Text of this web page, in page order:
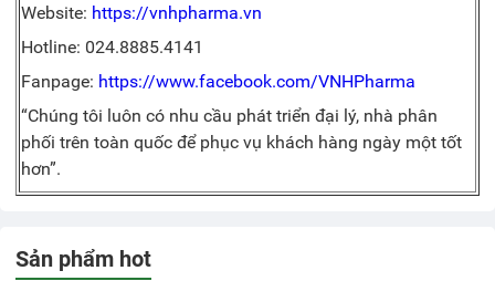
Website: https://vnhpharma.vn
Hotline: 024.8885.4141
Fanpage: https://www.facebook.com/VNHPharma
“Chúng tôi luôn có nhu cầu phát triển đại lý, nhà phân
phối trên toàn quốc để phục vụ khách hàng ngày một tốt
hơn”.
Sản phẩm hot